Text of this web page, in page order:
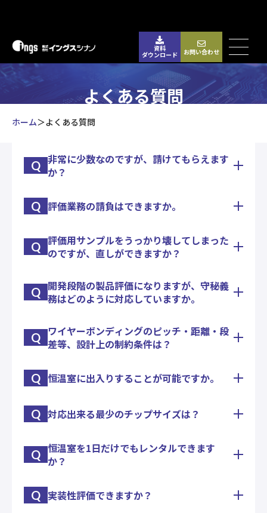
資料
ダウンロード お問い合わせ
よくある質問
ホーム よくある質問
Q 非常に少数なのですが、請けてもらえます
か？
1個からお請けいたします。
件もございました。
Q 評価業務の請負はできますか。
初回の業務については、お客様と綿密に内容のレベ
ル合せをしてから、業務を請負って実施いたしま
Q 評価用サンプルをうっかり壊してしまった
のですが、直しができますか？
ワイヤの打ち直しなどは、これまでも実績がござい
ます。ケースバイケースですので、まずはご相談い
Q 開発段階の製品評価になりますが、守秘義
務はどのように対応していますか。
弊社で請負う場合は、お客様からのご要望に準じ
て、守秘義務契約などを締結いたします。評価実施
で隔離いたします。
Q ワイヤーボンディングのピッチ・距離・段
差等、設計上の制約条件は？
基板やパッケージ、チップの状況によりまちまちで
まずは仕様についてご開示いただける範囲で構いま
いただきます。
担当営業がお伺いいたしますので、お気軽にお問い
合わせください。
Q 恒温室に出入りすることが可能ですか。
お客様のご都合で、お客様が試験を実施していただ
Q 対応出来る最少のチップサイズは？
基本は、□0.3㎜です。ＬＥＤ等での実績がござい
ます。
Q 恒温室を1日だけでもレンタルできます
か？
問題はありません。1日からレンタルしていただく
Q 実装性評価できますか？